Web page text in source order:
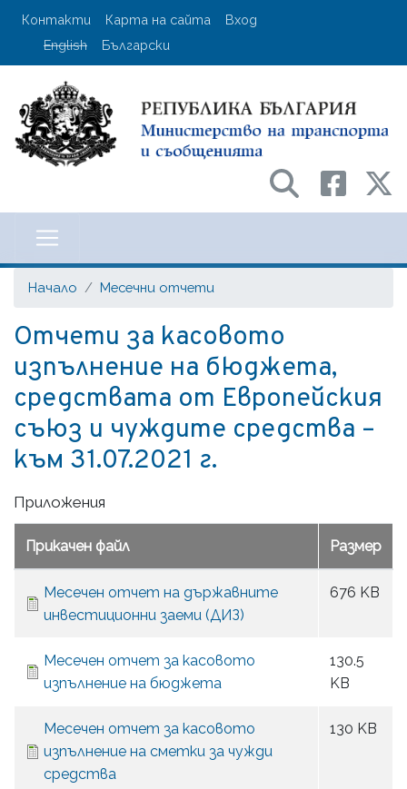
Премини
User account menu
Контакти Карта на сайта
Вход
English
Български
на транспорта
Начало Месечни отчети
Отчети за касовото
изпълнение на бюджета,
средствата от Европейския
съюз и чуждите средства –
към 31.07.2021 г.
Приложения
Прикачен файл Размер
Месечен отчет на държавните
инвестиционни заеми (ДИЗ)
676 KB
Месечен отчет за касовото
изпълнение на бюджета
130.5
KB
Месечен отчет за касовото
изпълнение на сметки за чужди
средства
130 KB